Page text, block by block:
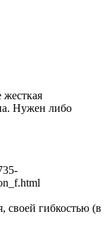
Нужен либо
своей гибкостью (в